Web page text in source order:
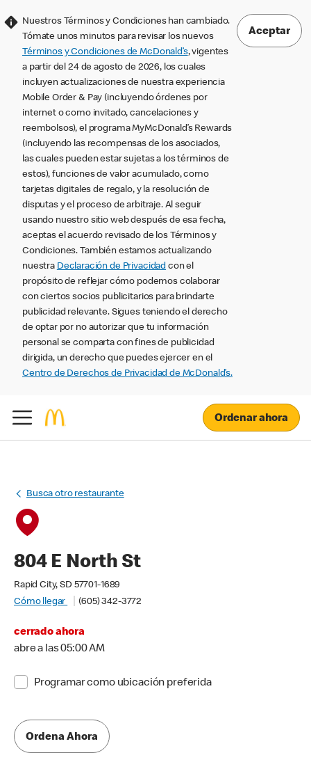
Nuestros Términos y Condiciones han cambiado.
Tómate unos minutos para revisar los nuevos
Términos y Condiciones de McDonald’s, vigentes
a partir del 24 de agosto de 2026, los cuales
incluyen actualizaciones de nuestra experiencia
Mobile Order & Pay (incluyendo órdenes por
internet o como invitado, cancelaciones y
reembolsos), el programa MyMcDonald’s Rewards
(incluyendo las recompensas de los asociados,
las cuales pueden estar sujetas a los términos de
estos), funciones de valor acumulado, como
tarjetas digitales de regalo, y la resolución de
disputas y el proceso de arbitraje. Al seguir
usando nuestro sitio web después de esa fecha,
aceptas el acuerdo revisado de los Términos y
Condiciones. También estamos actualizando
nuestra Declaración de Privacidad con el
propósito de reflejar cómo podemos colaborar
con ciertos socios publicitarios para brindarte
publicidad relevante. Sigues teniendo el derecho
de optar por no autorizar que tu información
personal se comparta con fines de publicidad
dirigida, un derecho que puedes ejercer en el
Centro de Derechos de Privacidad de McDonald’s.
Aceptar
Ordenar ahora
Busca otro restaurante
804 E North St
Rapid City, SD 57701-1689
Cómo llegar
(605) 342-3772
cerrado ahora
abre a las 05:00 AM
Programar como ubicación preferida
Ordena Ahora